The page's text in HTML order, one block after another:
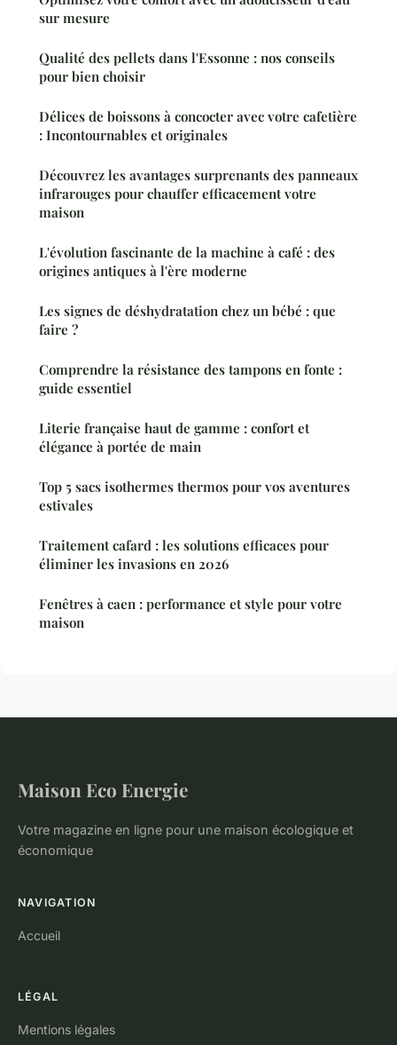
sur mesure
Qualité des pellets dans l'Essonne : nos conseils
pour bien choisir
Délices de boissons à concocter avec votre cafetière
: Incontournables et originales
Découvrez les avantages surprenants des panneaux
infrarouges pour chauffer efficacement votre
maison
L'évolution fascinante de la machine à café : des
origines antiques à l'ère moderne
Les signes de déshydratation chez un bébé : que
faire ?
Comprendre la résistance des tampons en fonte :
guide essentiel
Literie française haut de gamme : confort et
élégance à portée de main
Top 5 sacs isothermes thermos pour vos aventures
estivales
Traitement cafard : les solutions efficaces pour
éliminer les invasions en 2026
Fenêtres à caen : performance et style pour votre
maison
Maison Eco Energie
Votre magazine en ligne pour une maison écologique et
économique
NAVIGATION
Accueil
LÉGAL
Mentions légales